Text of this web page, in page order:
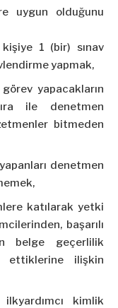
uygun olduğunu
1 (bir) sınav
yapmak,
yapacakların
ile denetmen
bitmeden
denetmen
katılarak yetki
başarılı
belge geçerlilik
ettiklerine ilişkin
kimlik